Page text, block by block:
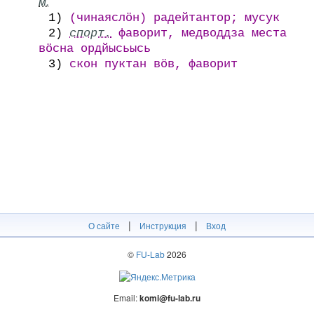
1)
(чинаяслӧн) радейтантор; мусук
2)
спорт. фаворит, медводдза места
вӧсна ордйысьысь
3)
скон пуктан вӧв, фаворит
О сайте | Инструкция | Вход
© FU-Lab2026
Email:komi@fu-lab.ru